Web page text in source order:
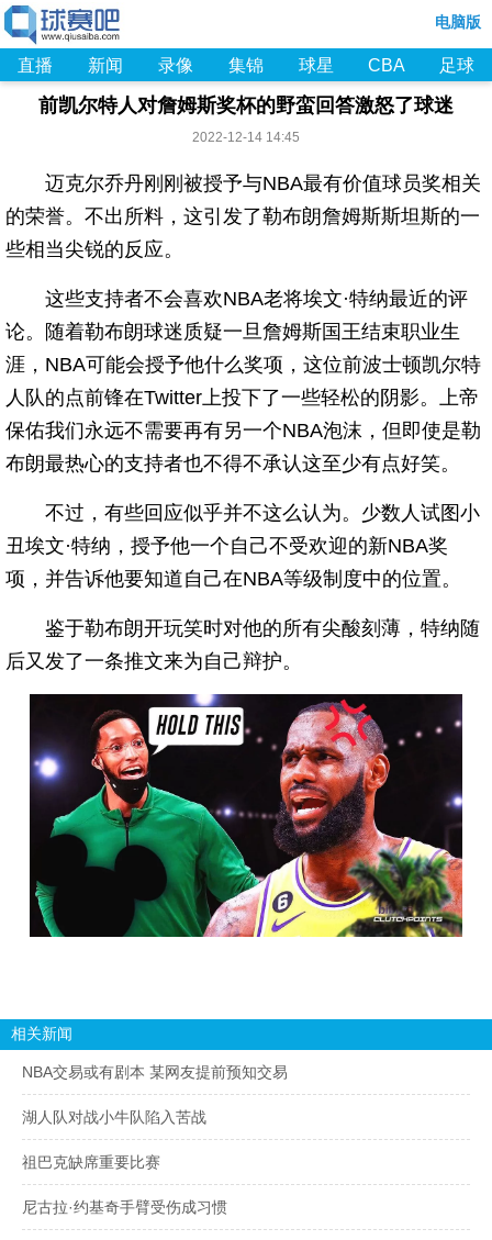
电脑版
直播 新闻 录像 集锦 球星 CBA 足球
前凯尔特人对詹姆斯奖杯的野蛮回答激怒了球迷
2022-12-14 14:45
迈克尔乔丹刚刚被授予与NBA最有价值球员奖相关
的荣誉。不出所料，这引发了勒布朗詹姆斯斯坦斯的一
些相当尖锐的反应。
这些支持者不会喜欢NBA老将埃文·特纳最近的评
论。随着勒布朗球迷质疑一旦詹姆斯国王结束职业生
涯，NBA可能会授予他什么奖项，这位前波士顿凯尔特
人队的点前锋在Twitter上投下了一些轻松的阴影。上帝
保佑我们永远不需要再有另一个NBA泡沫，但即使是勒
布朗最热心的支持者也不得不承认这至少有点好笑。
不过，有些回应似乎并不这么认为。少数人试图小
丑埃文·特纳，授予他一个自己不受欢迎的新NBA奖
项，并告诉他要知道自己在NBA等级制度中的位置。
鉴于勒布朗开玩笑时对他的所有尖酸刻薄，特纳随
后又发了一条推文来为自己辩护。
相关新闻
NBA交易或有剧本 某网友提前预知交易
湖人队对战小牛队陷入苦战
祖巴克缺席重要比赛
尼古拉·约基奇手臂受伤成习惯